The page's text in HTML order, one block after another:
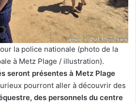
la police nationale (photo de la
à Metz Plage / illustration).
seront présentes à Metz Plage
pourront aller à découvrir des
des personnels du centre